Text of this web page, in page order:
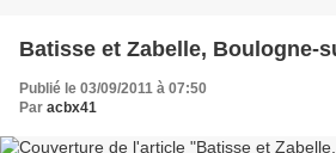
Batisse et Zabelle, Boulogne-
Publié le 03/09/2011 à 07:50
Par acbx41